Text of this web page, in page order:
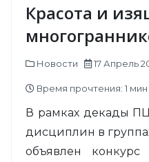
Красота и
Новости 17 Апрель
Время прочтения: 1 мин
В рамках декады
дисциплин в
объявлен